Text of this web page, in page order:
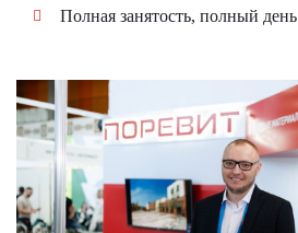
Полная занятость, полный день